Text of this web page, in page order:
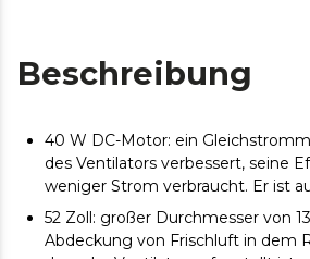
Beschreibung
40 W DC-Motor: ein
des Ventilators verbessert, seine
weniger Strom verbraucht. Er ist
52 Zoll: großer Durchmesser von
Abdeckung von Frischluft in dem